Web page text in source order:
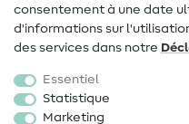
Populaire
Accessoires de couture
consentement à une date
d'informations sur
des services dans notre
Essentiel
Statistique
Marketing